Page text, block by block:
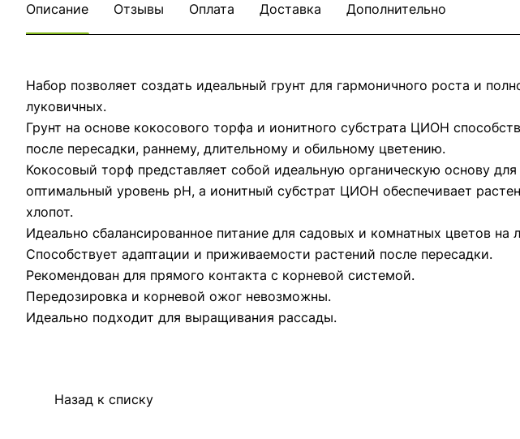
Описание Отзывы Оплата Доставка Дополнительно
Набор позволяет создать идеальный грунт для гармоничного роста и
луковичных.
Грунт на основе кокосового торфа и ионитного субстрата ЦИОН
после пересадки, раннему, длительному и обильному цветению.
Кокосовый торф представляет собой идеальную органическую основу
оптимальный уровень pH, а ионитный субстрат ЦИОН обеспечивает
хлопот.
Идеально сбалансированное питание для садовых и комнатных цветов
Способствует адаптации и приживаемости растений после пересадки.
Рекомендован для прямого контакта с корневой системой.
Передозировка и корневой ожог невозможны.
Идеально подходит для выращивания рассады.
Назад к списку